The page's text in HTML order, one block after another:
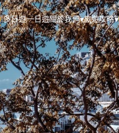
|多日遊一日遊關於我們▾旅遊攻略▾